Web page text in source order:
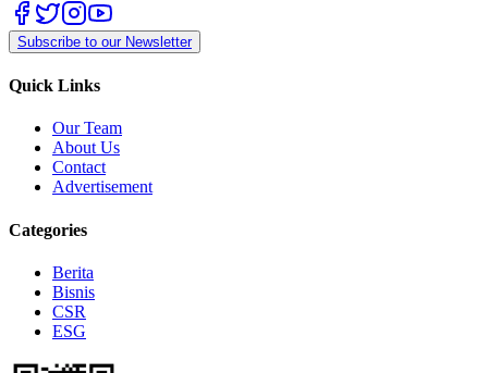
Subscribe to our Newsletter
Quick Links
Our Team
About Us
Contact
Advertisement
Categories
Berita
Bisnis
CSR
ESG